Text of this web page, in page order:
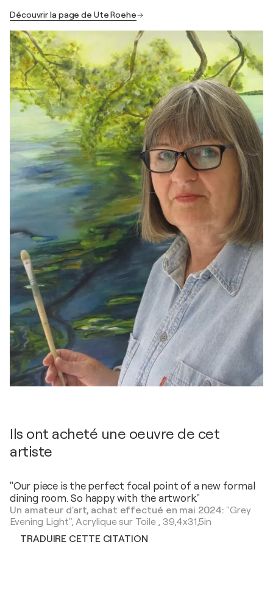
Découvrir la page de Ute Roehe
Ils ont acheté une oeuvre de cet
artiste
"Our piece is the perfect focal point of a new formal
dining room. So happy with the artwork."
Un amateur d'art, achat effectué en mai 2024: "Grey
Evening Light",Acrylique sur Toile, 39,4x31,5in
TRADUIRE CETTE CITATION